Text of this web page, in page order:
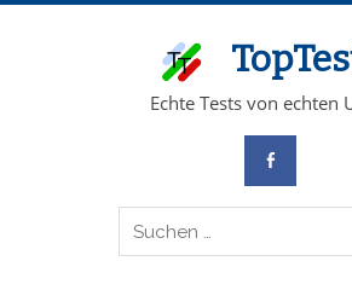
Echte Tests von echten